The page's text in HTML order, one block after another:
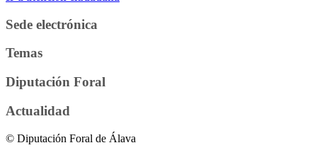
Sede electrónica
Temas
Diputación Foral
Actualidad
© Diputación Foral de Álava